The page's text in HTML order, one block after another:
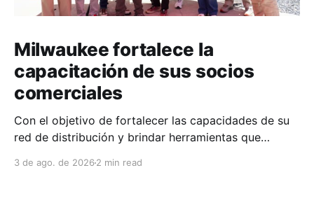
Milwaukee fortalece la
capacitación de sus socios
comerciales
Con el objetivo de fortalecer las capacidades de su
red de distribución y brindar herramientas que
técnico, Milwaukee llevó a cabo una capacitación
3 de ago. de 2026 2 min read